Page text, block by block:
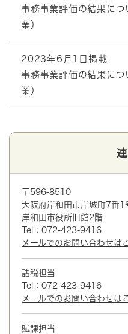
事務事業評価の結果に
業）
2023年6月1日掲載
事務事業評価の結果に
業）
〒596-8510
大阪府岸和田市岸城町7番
岸和田市役所旧館2階
Tel：072-423-9416
メールでのお問い合わせは
諸税担当
Tel：072-423-9416
メールでのお問い合わせは
賦課担当